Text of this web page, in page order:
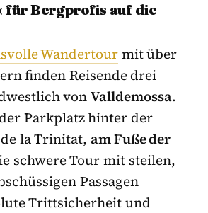
für Bergprofis auf die
Wandertourmit über
finden Reisende drei
vonValldemossa.
Parkplatz hinter der
la Trinitat,am Fuße der
schwere Tour mit steilen,
Passagen
Trittsicherheit und